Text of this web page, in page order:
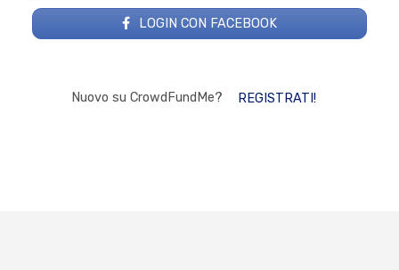
LOGIN CON FACEBOOK
Nuovo su CrowdFundMe? REGISTRATI!